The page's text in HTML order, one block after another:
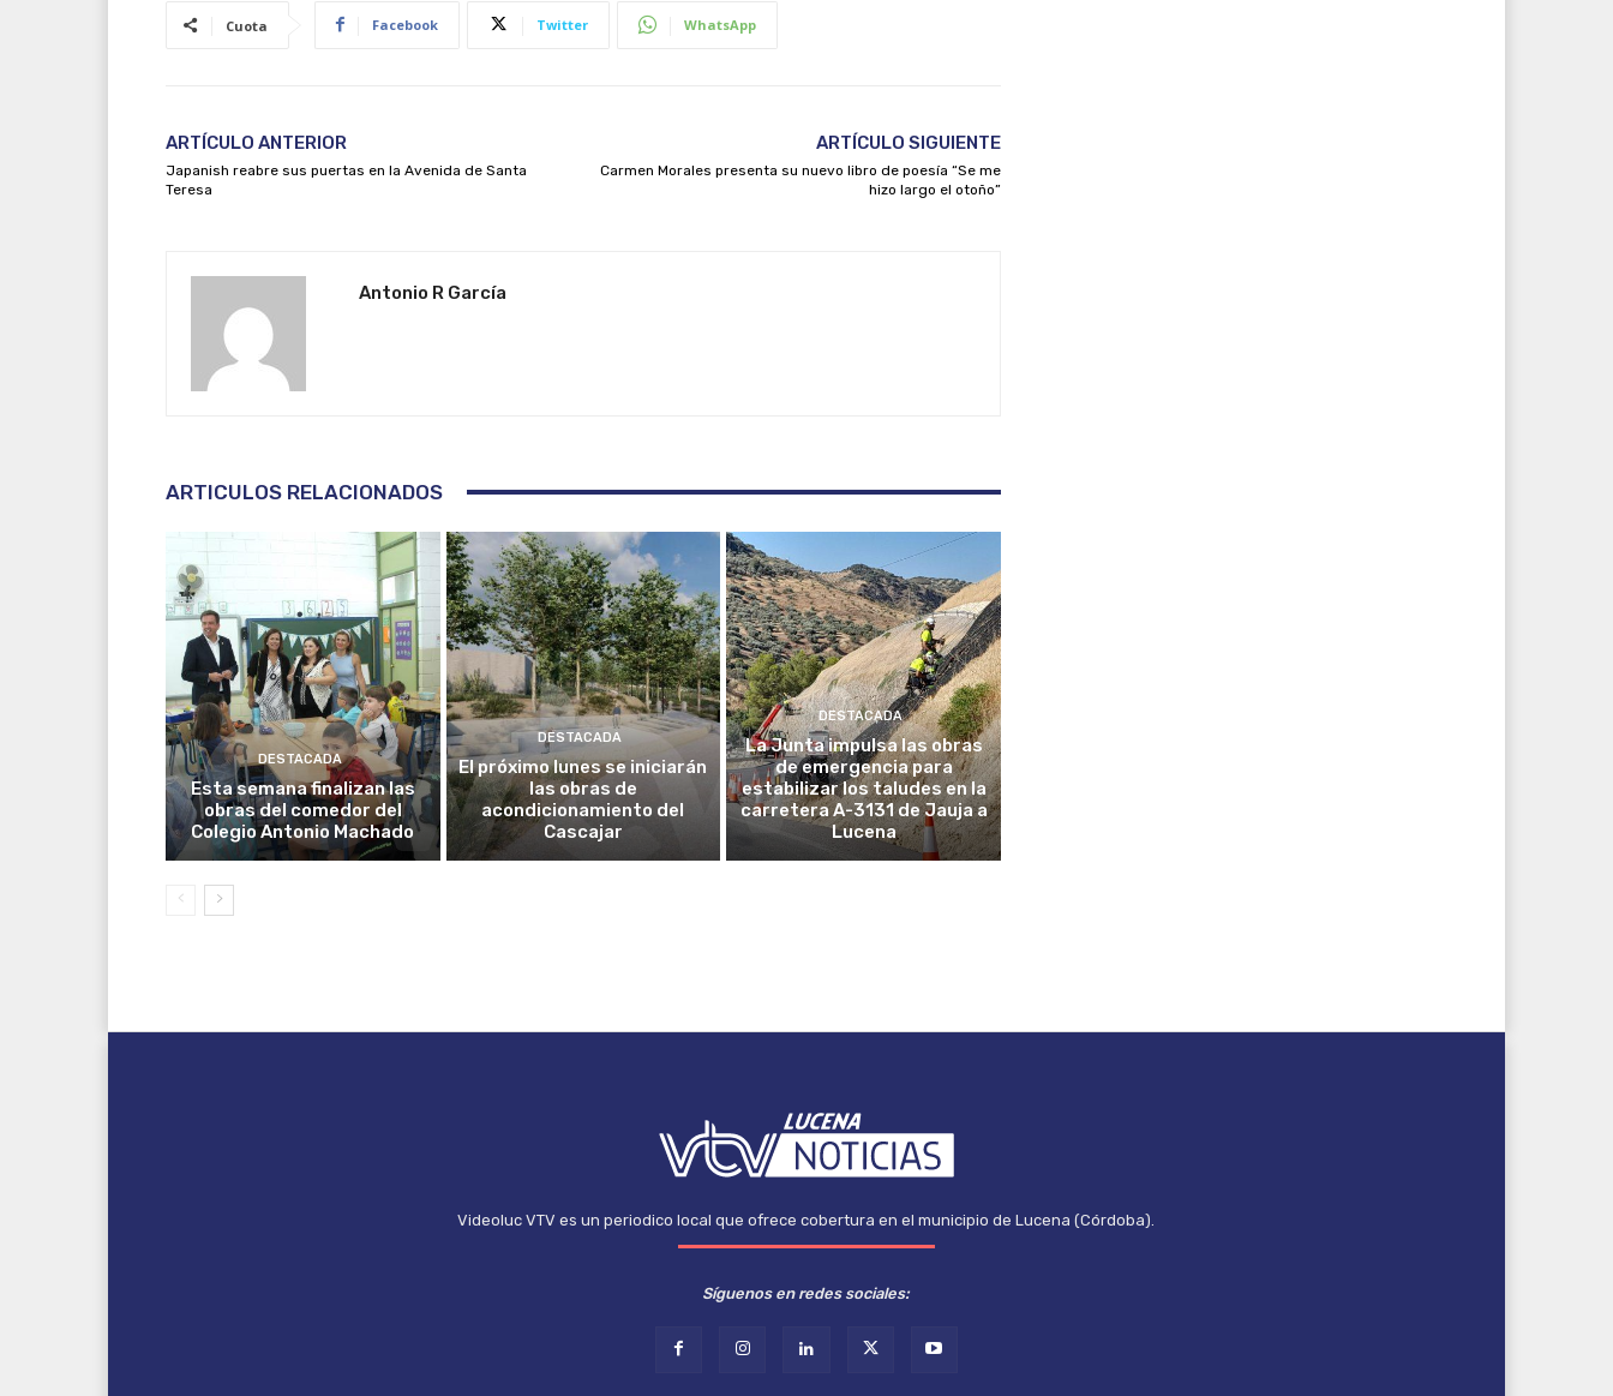
Cuota Facebook Twitter WhatsApp
ARTÍCULO ANTERIOR
Japanish reabre sus puertas en la Avenida de Santa
Teresa
ARTÍCULO SIGUIENTE
Carmen Morales presenta su nuevo libro de poesía “Se me
hizo largo el otoño”
Antonio R García
ARTICULOS RELACIONADOS
DESTACADA
Esta semana finalizan las
obras del comedor del
Colegio Antonio Machado
DESTACADA
El próximo lunes se iniciarán
las obras de
acondicionamiento del
Cascajar
DESTACADA
La Junta impulsa las obras
de emergencia para
estabilizar los taludes en la
carretera A-3131 de Jauja a
Lucena
Videoluc VTV es un periodico local que ofrece cobertura en el municipio de Lucena (Córdoba).
Síguenos en redes sociales: